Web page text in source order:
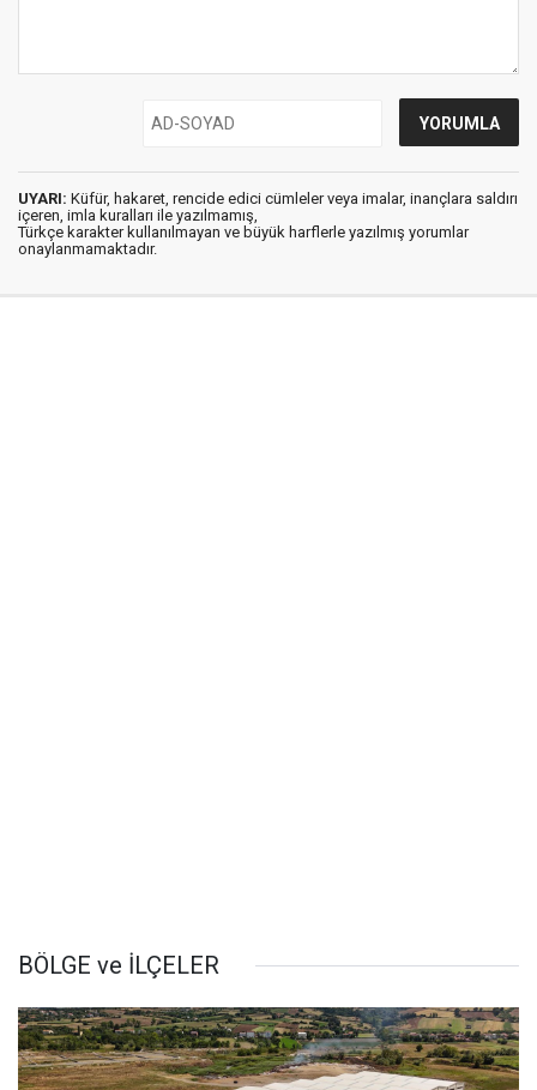
UYARI: Küfür, hakaret, rencide edici cümleler veya imalar, inançlara saldırı
içeren, imla kuralları ile yazılmamış,
Türkçe karakter kullanılmayan ve büyük harflerle yazılmış yorumlar
onaylanmamaktadır.
BÖLGE ve İLÇELER